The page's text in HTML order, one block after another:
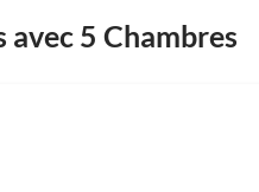
essen kann. Und sind
5 Chambres